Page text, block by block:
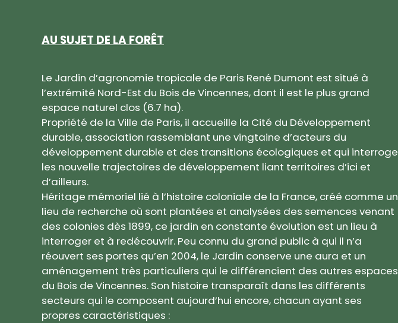
AU SUJET DE LA FORÊT
Le Jardin d’agronomie tropicale de Paris René Dumont est situé à
l’extrémité Nord-Est du Bois de Vincennes, dont il est le plus grand
espace naturel clos (6.7 ha).
Propriété de la Ville de Paris, il accueille la Cité du Développement
durable, association rassemblant une vingtaine d’acteurs du
développement durable et des transitions écologiques et qui interroge
les nouvelle trajectoires de développement liant territoires d’ici et
d’ailleurs.
Héritage mémoriel lié à l’histoire coloniale de la France, créé comme un
lieu de recherche où sont plantées et analysées des semences venant
des colonies dès 1899, ce jardin en constante évolution est un lieu à
interroger et à redécouvrir. Peu connu du grand public à qui il n’a
réouvert ses portes qu’en 2004, le Jardin conserve une aura et un
aménagement très particuliers qui le différencient des autres espaces
du Bois de Vincennes. Son histoire transparaît dans les différents
secteurs qui le composent aujourd’hui encore, chacun ayant ses
propres caractéristiques :